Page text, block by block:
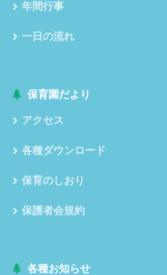
年間行事
一日の流れ
保育園だより
アクセス
各種ダウンロード
保育のしおり
保護者会規約
各種お知らせ